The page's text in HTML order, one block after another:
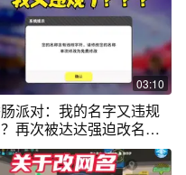
03:10
派对：我的名字又违规
再次被达达强迫改名，
了